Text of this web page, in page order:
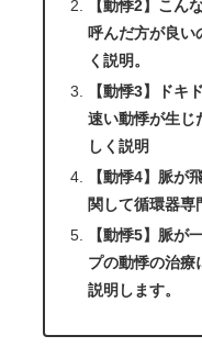
【動悸2】こん
呼んだ方が良い
く説明。
【動悸3】ドキ
速い動悸が生じ
しく説明
【動悸4】脈が
関して循環器専
【動悸5】脈が
プの動悸の治療
説明します。